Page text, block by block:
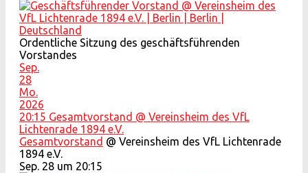
Ordentliche Sitzung des geschäftsführenden
Vorstandes
Sep.
28
Mo.
2026
20:15 Gesamtvorstand @ Vereinsheim des VfL
Lichtenrade 1894 e.V.
Gesamtvorstand @ Vereinsheim des VfL Lichtenrade
1894 e.V.
Sep. 28 um 20:15